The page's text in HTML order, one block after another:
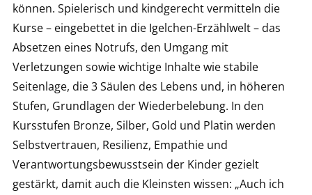
können. Spielerisch und kindgerecht vermitteln die
Kurse – eingebettet in die Igelchen-Erzählwelt – das
Absetzen eines Notrufs, den Umgang mit
Verletzungen sowie wichtige Inhalte wie stabile
Seitenlage, die 3 Säulen des Lebens und, in höheren
Stufen, Grundlagen der Wiederbelebung. In den
Kursstufen Bronze, Silber, Gold und Platin werden
Selbstvertrauen, Resilienz, Empathie und
Verantwortungsbewusstsein der Kinder gezielt
gestärkt, damit auch die Kleinsten wissen: „Auch ich